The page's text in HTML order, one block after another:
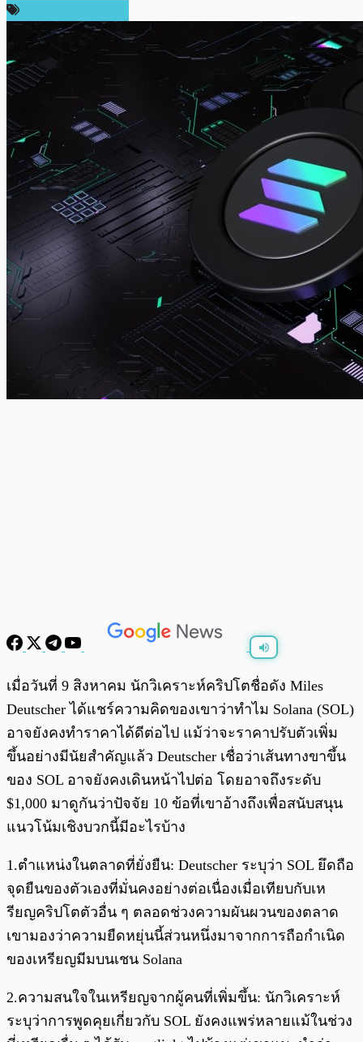
พร้อมเล่น 0:00
เมื่อวันที่ 9 สิงหาคม นักวิเคราะห์คริปโตชื่อดัง Miles
Deutscher ได้แชร์ความคิดของเขาว่าทำไม Solana (SOL)
อาจยังคงทำราคาได้ดีต่อไป แม้ว่าจะราคาปรับตัวเพิ่ม
ขึ้นอย่างมีนัยสำคัญแล้ว Deutscher เชื่อว่าเส้นทางขาขึ้น
ของ SOL อาจยังคงเดินหน้าไปต่อ โดยอาจถึงระดับ
$1,000 มาดูกันว่าปัจจัย 10 ข้อที่เขาอ้างถึงเพื่อสนับสนุน
แนวโน้มเชิงบวกนี้มีอะไรบ้าง
1.ตำแหน่งในตลาดที่ยั่งยืน: Deutscher ระบุว่า SOL ยึดถือ
จุดยืนของตัวเองที่มั่นคงอย่างต่อเนื่องเมื่อเทียบกับเห
รียญคริปโตตัวอื่น ๆ ตลอดช่วงความผันผวนของตลาด
เขามองว่าความยืดหยุ่นนี้ส่วนหนึ่งมาจากการถือกำเนิด
ของเหรียญมีมบนเชน Solana
2.ความสนใจในเหรียญจากผู้คนที่เพิ่มขึ้น: นักวิเคราะห์
ระบุว่าการพูดคุยเกี่ยวกับ SOL ยังคงแพร่หลายแม้ในช่วง